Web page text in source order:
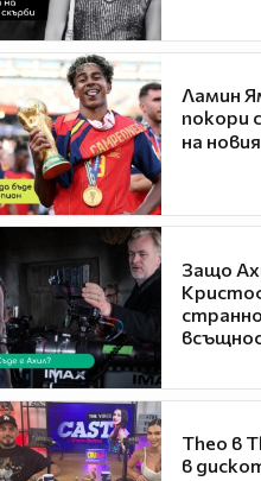
Ламин
покори
на
Защо
Theo в
в